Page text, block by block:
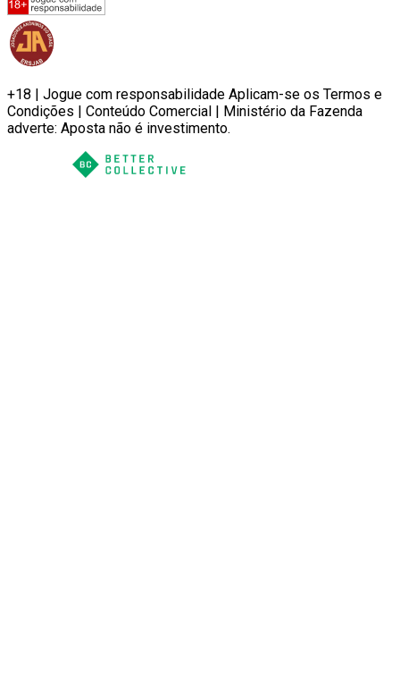
+18 | Jogue com responsabilidade Aplicam-se os Termos e
Condições | Conteúdo Comercial | Ministério da Fazenda
adverte: Aposta não é investimento.